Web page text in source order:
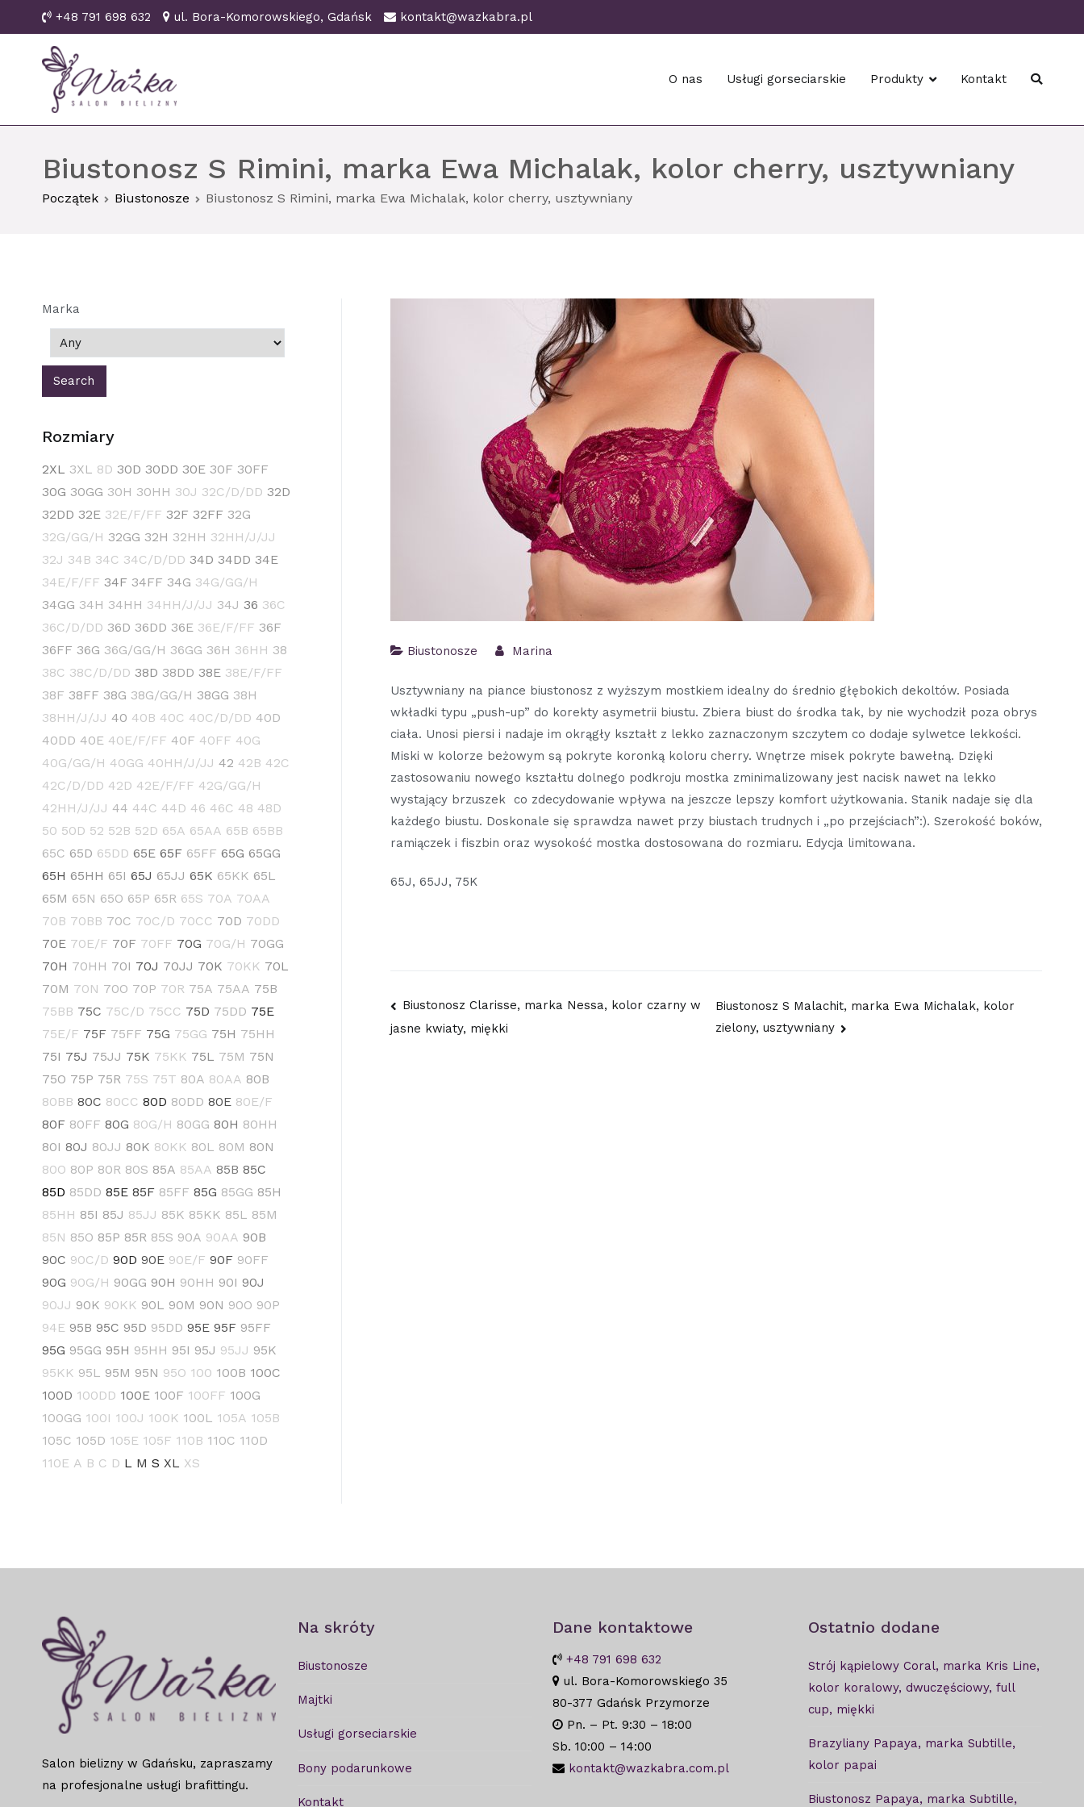
do
+48 791 698 632 ul. Bora-Komorowskiego, Gdańsk kontakt@wazkabra.pl
O nas Usługi gorseciarskie Produkty Kontakt
Biustonosz S Rimini, marka Ewa Michalak, kolor cherry, usztywniany
Początek Biustonosze Biustonosz S Rimini, marka Ewa Michalak, kolor cherry, usztywniany
Biustonosze Marina
Usztywniany na piance biustonosz z wyższym mostkiem idealny do średnio głębokich dekoltów. Posiada
wkładki typu „push-up” do korekty asymetrii biustu. Zbiera biust do środka tak, by nie wychodził poza obrys
ciała. Unosi piersi i nadaje im okrągły kształt z lekko zaznaczonym szczytem co dodaje sylwetce lekkości.
Miski w kolorze beżowym są pokryte koronką koloru cherry. Wnętrze misek pokryte bawełną. Dzięki
zastosowaniu nowego kształtu dolnego podkroju mostka zminimalizowany jest nacisk nawet na lekko
wystający brzuszek co zdecydowanie wpływa na jeszcze lepszy komfort użytkowania. Stanik nadaje się dla
każdego biustu. Doskonale się sprawdza nawet przy biustach trudnych i „po przejściach”:). Szerokość boków,
ramiączek i fiszbin oraz wysokość mostka dostosowana do rozmiaru. Edycja limitowana.
65J, 65JJ, 75K
Nawigacja
wpisu
Biustonosz Clarisse, marka Nessa, kolor czarny w
jasne kwiaty, miękki
Biustonosz S Malachit, marka Ewa Michalak, kolor
zielony, usztywniany
Marka
Rozmiary
2XL 3XL 8D 30D 30DD 30E 30F 30FF
30G 30GG 30H 30HH 30J 32C/D/DD 32D
32DD 32E 32E/F/FF 32F 32FF 32G
32G/GG/H 32GG 32H 32HH 32HH/J/JJ
32J 34B 34C 34C/D/DD 34D 34DD 34E
34E/F/FF 34F 34FF 34G 34G/GG/H
34GG 34H 34HH 34HH/J/JJ 34J 36 36C
36C/D/DD 36D 36DD 36E 36E/F/FF 36F
36FF 36G 36G/GG/H 36GG 36H 36HH 38
38C 38C/D/DD 38D 38DD 38E 38E/F/FF
38F 38FF 38G 38G/GG/H 38GG 38H
38HH/J/JJ 40 40B 40C 40C/D/DD 40D
40DD 40E 40E/F/FF 40F 40FF 40G
40G/GG/H 40GG 40HH/J/JJ 42 42B 42C
42C/D/DD 42D 42E/F/FF 42G/GG/H
42HH/J/JJ 44 44C 44D 46 46C 48 48D
50 50D 52 52B 52D 65A 65AA 65B 65BB
65C 65D 65DD 65E 65F 65FF 65G 65GG
65H 65HH 65I 65J 65JJ 65K 65KK 65L
65M 65N 65O 65P 65R 65S 70A 70AA
70B 70BB 70C 70C/D 70CC 70D 70DD
70E 70E/F 70F 70FF 70G 70G/H 70GG
70H 70HH 70I 70J 70JJ 70K 70KK 70L
70M 70N 70O 70P 70R 75A 75AA 75B
75BB 75C 75C/D 75CC 75D 75DD 75E
75E/F 75F 75FF 75G 75GG 75H 75HH
75I 75J 75JJ 75K 75KK 75L 75M 75N
75O 75P 75R 75S 75T 80A 80AA 80B
80BB 80C 80CC 80D 80DD 80E 80E/F
80F 80FF 80G 80G/H 80GG 80H 80HH
80I 80J 80JJ 80K 80KK 80L 80M 80N
80O 80P 80R 80S 85A 85AA 85B 85C
85D 85DD 85E 85F 85FF 85G 85GG 85H
85HH 85I 85J 85JJ 85K 85KK 85L 85M
85N 85O 85P 85R 85S 90A 90AA 90B
90C 90C/D 90D 90E 90E/F 90F 90FF
90G 90G/H 90GG 90H 90HH 90I 90J
90JJ 90K 90KK 90L 90M 90N 90O 90P
94E 95B 95C 95D 95DD 95E 95F 95FF
95G 95GG 95H 95HH 95I 95J 95JJ 95K
95KK 95L 95M 95N 95O 100 100B 100C
100D 100DD 100E 100F 100FF 100G
100GG 100I 100J 100K 100L 105A 105B
105C 105D 105E 105F 110B 110C 110D
110E A B C D L M S XL XS
Salon bielizny w Gdańsku, zapraszamy
na profesjonalne usługi brafittingu.
Na skróty
Biustonosze
Majtki
Usługi gorseciarskie
Bony podarunkowe
Kontakt
Dane kontaktowe
+48 791 698 632
ul. Bora-Komorowskiego 35
80-377 Gdańsk Przymorze
Pn. – Pt. 9:30 – 18:00
Sb. 10:00 – 14:00
kontakt@wazkabra.com.pl
Ostatnio dodane
Strój kąpielowy Coral, marka Kris Line,
kolor koralowy, dwuczęściowy, full
cup, miękki
Brazyliany Papaya, marka Subtille,
kolor papai
Biustonosz Papaya, marka Subtille,